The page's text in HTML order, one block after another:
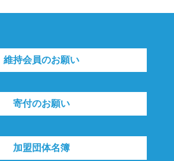
維持会員のお願い
寄付のお願い
加盟団体名簿